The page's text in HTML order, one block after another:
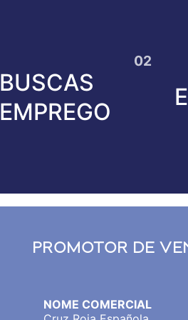
BUSCAS
EMPREGO
PROMOTOR DE
NOME COMERCIAL